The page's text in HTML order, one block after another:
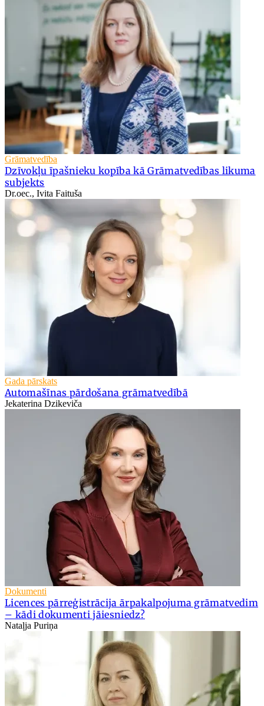
Grāmatvedība
Dzīvokļu īpašnieku kopība kā Grāmatvedības likuma
subjekts
Dr.oec., Ivita Faituša
Gada pārskats
Automašīnas pārdošana grāmatvedībā
Jekaterina Dzikeviča
Dokumenti
Licences pārreģistrācija ārpakalpojuma grāmatvedim
– kādi dokumenti jāiesniedz?
Nataļja Puriņa